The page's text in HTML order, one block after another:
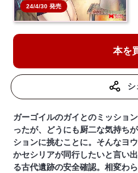
24/4/30 発売
本を
シ
ガーゴイルのガイとのミッショ
ったが、どうにも厨二な気持ち
ションに挑むことに。そんなヨ
かセシリアが同行したいと言い
る古代遺跡の安全確認。相変わ